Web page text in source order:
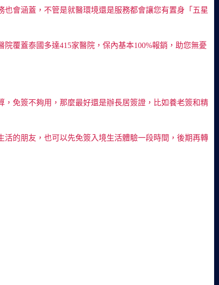
會涵蓋，不管是就醫環境還是服務都會讓您有置身「五星
覆蓋泰國多達415家醫院，保內基本100%報銷，助您無憂
免簽不夠用，那麼最好還是辦長居簽證，比如養老簽和精
的朋友，也可以先免簽入境生活體驗一段時間，後期再轉